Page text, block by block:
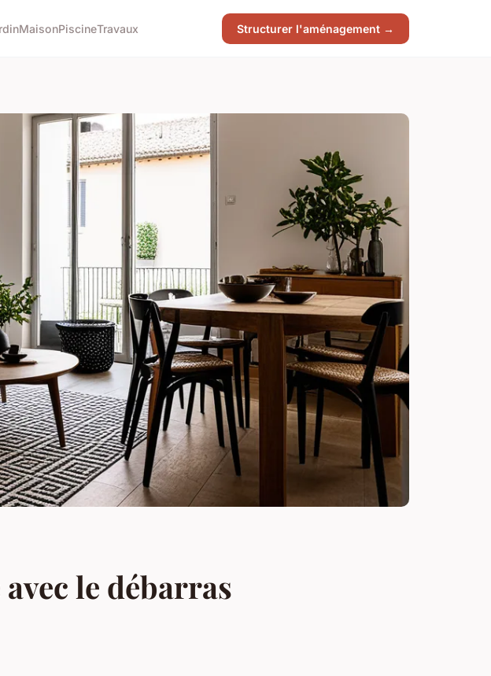
MaisonPiscineTravaux Structurer l'aménagement →
le débarras